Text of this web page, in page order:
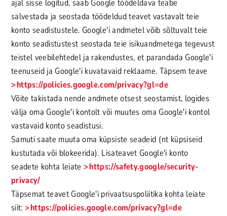
ajal sisse logitud, saab Google töödeldava teabe
salvestada ja seostada töödeldud teavet vastavalt teie
konto seadistustele. Google'i andmetel võib sõltuvalt teie
konto seadistustest seostada teie isikuandmetega tegevust
teistel veebilehtedel ja rakendustes, et parandada Google'i
teenuseid ja Google'i kuvatavaid reklaame. Täpsem teave
https://policies.google.com/privacy?gl=de
Võite takistada nende andmete otsest seostamist, logides
välja oma Google'i kontolt või muutes oma Google'i kontol
vastavaid konto seadistusi.
Samuti saate muuta oma küpsiste seadeid (nt küpsiseid
kustutada või blokeerida). Lisateavet Google'i konto
seadete kohta leiate https://safety.google/security-
privacy/
Täpsemat teavet Google'i privaatsuspoliitika kohta leiate
siit: https://policies.google.com/privacy?gl=de